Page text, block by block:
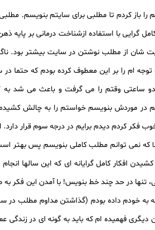
را باز کردم تا مطلبی برای سایتم بنویسم.
گرایی با استفاده ازشناخت درمانی بر پایه
شان از مطلب نوشتن در سایت بیشتر بود.
ام را بر این معطوف کرده بودم که حتما
ساعتی وقتم را می گرفت و باعث می شد به
در موردش بنویسم خواستم را به چالش
فکر کردم دیدم برایم در درجه سوم قرار
که نمی توانم مطلب کاملی بنویسم پس بهتر
افکار کامل گرایانه ای که این سالها
تنها در حد چند خط بنویس! با آمدن این فکر
به خودم داده بودم (گذاشتن مداوم مطلب در
دیگری فهمیده ام که باید به گونه ای در زندگی